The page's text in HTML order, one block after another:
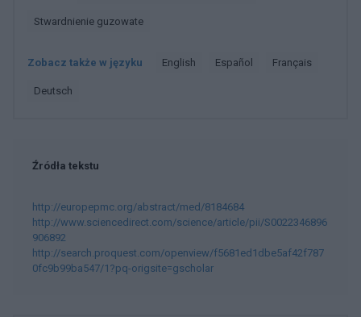
Stwardnienie guzowate
Zobacz także w języku english español français
deutsch
Źródła tekstu
http://europepmc.org/abstract/med/8184684
http://www.sciencedirect.com/science/article/pii/S0022346896
906892
http://search.proquest.com/openview/f5681ed1dbe5af42f787
0fc9b99ba547/1?pq-origsite=gscholar